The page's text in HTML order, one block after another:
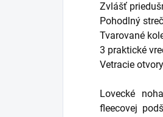
Zvlášť
Pohodlný
Tvarované
3 praktické
Vetracie
Lovecké
fleecovej